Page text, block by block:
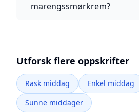
marengssmørkrem?
Utforsk flere oppskrifter
Rask middag
Enkel middag
Sunne middager